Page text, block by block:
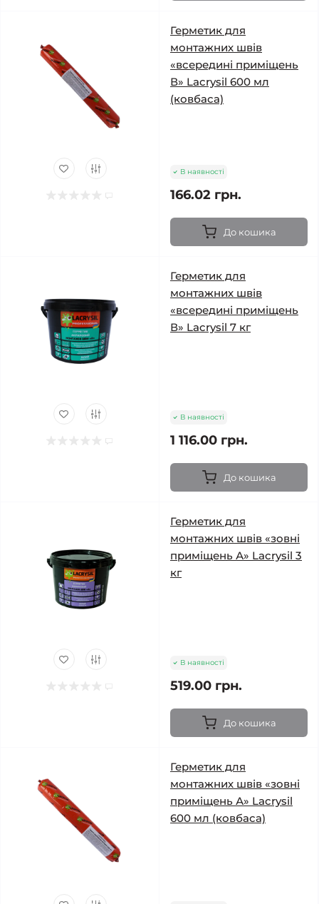
Герметик для
монтажних швів
«всередині приміщень
В» Lacrysil 600 мл
(ковбаса)
В наявності
166.02 грн.
До кошика
Герметик для
монтажних швів
«всередині приміщень
В» Lacrysil 7 кг
В наявності
1 116.00 грн.
До кошика
Герметик для
монтажних швів «зовні
приміщень А» Lacrysil 3
кг
В наявності
519.00 грн.
До кошика
Герметик для
монтажних швів «зовні
приміщень А» Lacrysil
600 мл (ковбаса)